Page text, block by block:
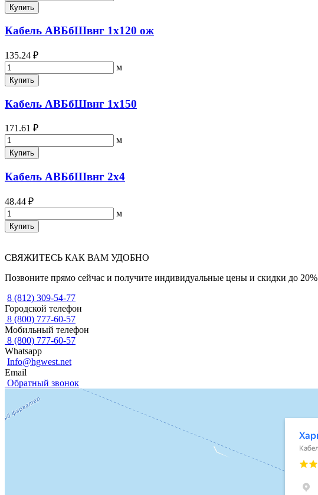
Купить
Кабель АВБбШвнг 1х120 ож
135.24 ₽
м
Купить
Кабель АВБбШвнг 1х150
171.61 ₽
м
Купить
Кабель АВБбШвнг 2х4
48.44 ₽
м
Купить
СВЯЖИТЕСЬ КАК ВАМ УДОБНО
Позвоните прямо сейчас и получите индивидуальные цены и скидки до 20%
8 (812) 309-54-77
Городской телефон
8 (800) 777-60-57
Мобильный телефон
8 (800) 777-60-57
Whatsapp
Info@hgwest.net
Email
Обратный звонок